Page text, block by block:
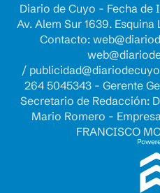
Diario de Cuyo - Fecha de
Av. Alem Sur 1639.
Contacto:
/
264 5045343 - Gerente
Secretario de Redacción:
Mario Romero -
FRANCISCO